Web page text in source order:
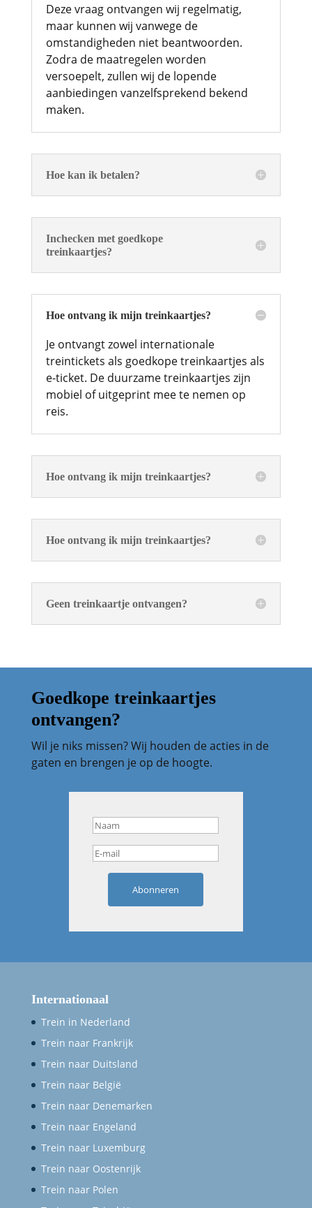
Deze vraag ontvangen wij regelmatig,
maar kunnen wij vanwege de
omstandigheden niet beantwoorden.
Zodra de maatregelen worden
versoepelt, zullen wij de lopende
aanbiedingen vanzelfsprekend bekend
maken.
Hoe kan ik betalen?
Inchecken met goedkope
treinkaartjes?
Hoe ontvang ik mijn treinkaartjes?
Je ontvangt zowel internationale
treintickets als goedkope treinkaartjes als
e-ticket. De duurzame treinkaartjes zijn
mobiel of uitgeprint mee te nemen op
reis.
Hoe ontvang ik mijn treinkaartjes?
Hoe ontvang ik mijn treinkaartjes?
Geen treinkaartje ontvangen?
Goedkope treinkaartjes
ontvangen?
Wil je niks missen? Wij houden de acties in de
gaten en brengen je op de hoogte.
Abonneren
Internationaal
Trein in Nederland
Trein naar Frankrijk
Trein naar Duitsland
Trein naar België
Trein naar Denemarken
Trein naar Engeland
Trein naar Luxemburg
Trein naar Oostenrijk
Trein naar Polen